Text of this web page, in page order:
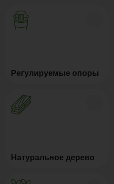
Регулируемые опоры
Натуральное дерево